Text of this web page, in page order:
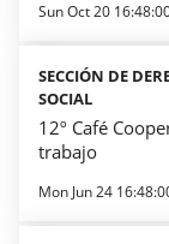
Sun Oct 20
SECCIÓN DE
SOCIAL
12º Café
trabajo
Mon Jun 24